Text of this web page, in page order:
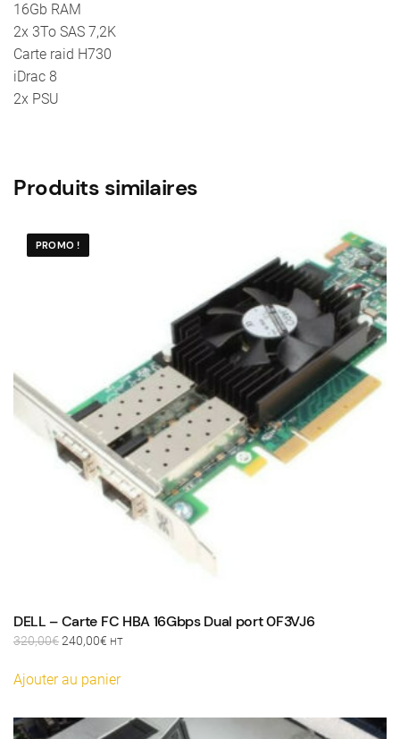
16Gb RAM
2x 3To SAS 7,2K
Carte raid H730
iDrac 8
2x PSU
Produits similaires
PROMO !
DELL – Carte FC HBA 16Gbps Dual port 0F3VJ6
320,00€Le
initial
320,00€.
240,00€ Le
actuel
240,00€.
HT
Ajouter au panier